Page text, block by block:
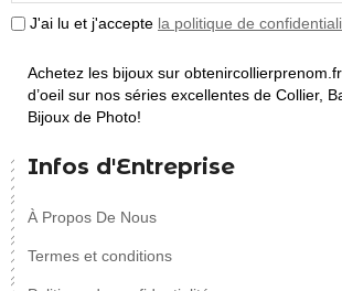
J'ai lu et j'accepte la politique de
Achetez les bijoux sur
d’oeil sur nos séries excellentes de Collier,
Bijoux de Photo!
Infos d'Entreprise
À Propos De Nous
Termes et conditions